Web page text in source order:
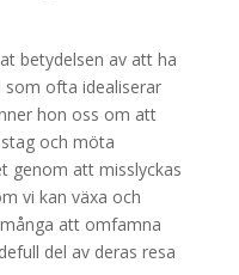
betydelsen av att ha
som ofta idealiserar
hon oss om att
och möta
genom att misslyckas
vi kan växa och
att omfamna
del av deras resa